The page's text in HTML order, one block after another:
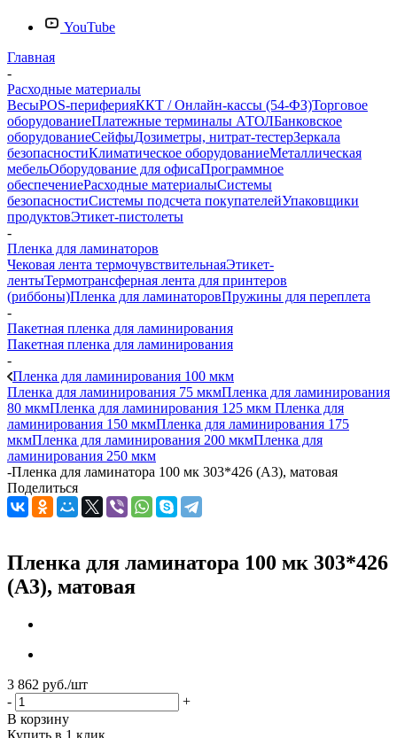
YouTube
Главная
-
Расходные материалы
ВесыPOS-периферияККТ / Онлайн-кассы (54-ФЗ)Торговое
оборудованиеПлатежные терминалы АТОЛБанковское
оборудованиеСейфыДозиметры, нитрат-тестерЗеркала
безопасностиКлиматическое оборудованиеМеталлическая
мебельОборудование для офисаПрограммное
обеспечениеРасходные материалыСистемы
безопасностиСистемы подсчета покупателейУпаковщики
продуктовЭтикет-пистолеты
-
Пленка для ламинаторов
Чековая лента термочувствительнаяЭтикет-
лентыТермотрансферная лента для принтеров
(риббоны)Пленка для ламинаторовПружины для переплета
-
Пакетная пленка для ламинирования
Пакетная пленка для ламинирования
-
Пленка для ламинирования 100 мкм
Пленка для ламинирования 75 мкмПленка для ламинирования
80 мкмПленка для ламинирования 125 мкм Пленка для
ламинирования 150 мкмПленка для ламинирования 175
мкмПленка для ламинирования 200 мкмПленка для
ламинирования 250 мкм
-Пленка для ламинатора 100 мк 303*426 (А3), матовая
Поделиться
Пленка для ламинатора 100 мк 303*426
(А3), матовая
3 862 руб./шт
-
+
В корзину
Купить в 1 клик